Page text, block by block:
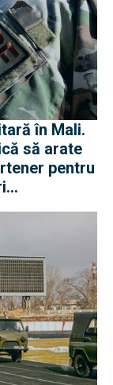
în Mali.
să arate
pentru